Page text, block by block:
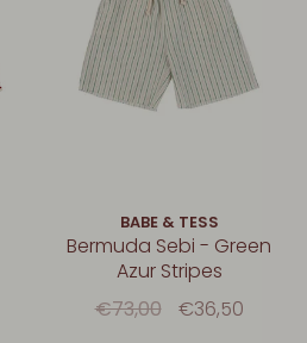
BABE & TESS
Bermuda Sebi - Green
Azur Stripes
€73,00
€36,50